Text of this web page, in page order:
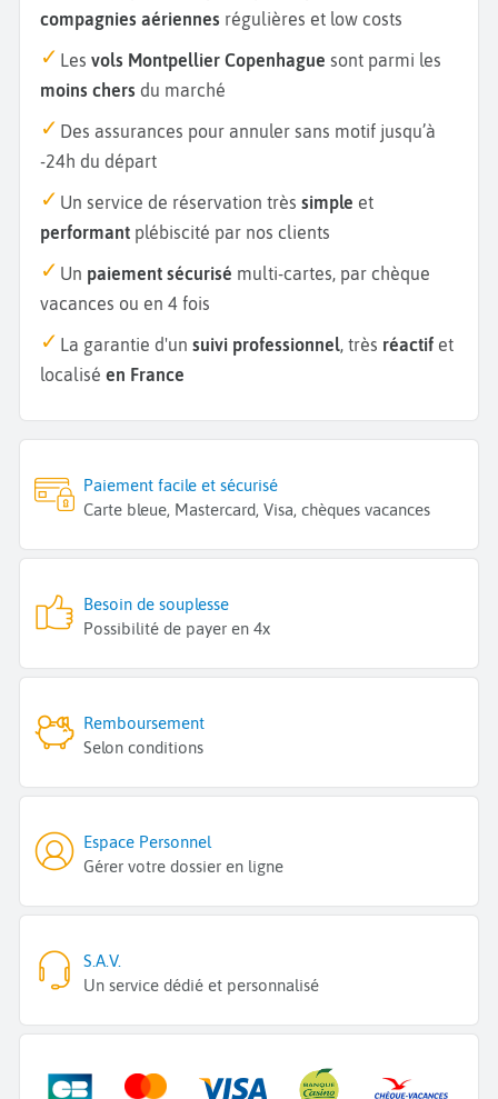
compagnies aériennes régulières et low costs
Les vols Montpellier Copenhague sont parmi les
moins chers du marché
Des assurances pour annuler sans motif jusqu’à
-24h du départ
Un service de réservation très simple et
performant plébiscité par nos clients
Un paiement sécurisé multi-cartes, par chèque
vacances ou en 4 fois
La garantie d'un suivi professionnel, très réactif et
localisé en France
Paiement facile et sécurisé
Carte bleue, Mastercard, Visa, chèques vacances
Besoin de souplesse
Possibilité de payer en 4x
Remboursement
Selon conditions
Espace Personnel
Gérer votre dossier en ligne
S.A.V.
Un service dédié et personnalisé